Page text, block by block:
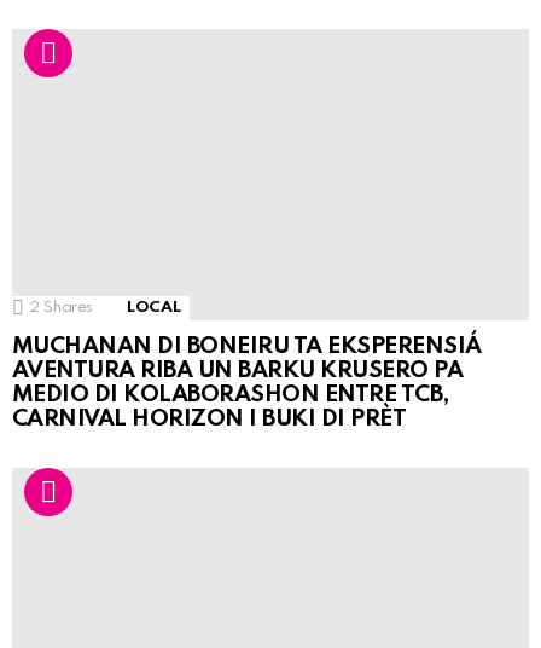
2 Shares LOCAL
MUCHANAN DI BONEIRU TA EKSPERENSIÁ
AVENTURA RIBA UN BARKU KRUSERO PA
MEDIO DI KOLABORASHON ENTRE TCB,
CARNIVAL HORIZON I BUKI DI PRÈT